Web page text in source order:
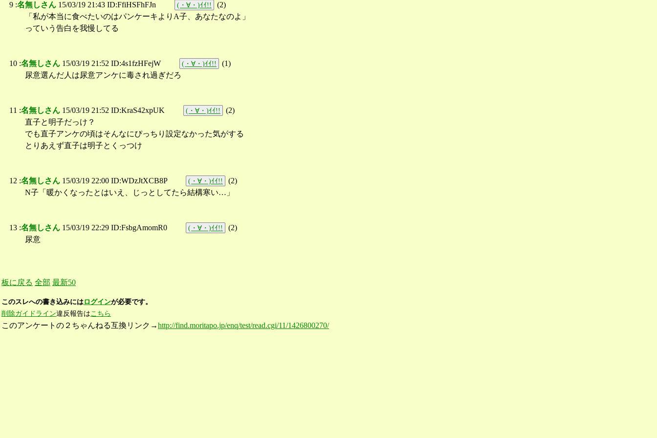
9 :名無しさん 15/03/19 21:43 ID:FfiHSFhFJn (・∀・)ｲｲ!! (2)
「私が本当に食べたいのはパンケーキよりA子、あなたなのよ」
っていう告白を我慢してる
10 :名無しさん 15/03/19 21:52 ID:4s1fzHFejW (・∀・)ｲｲ!! (1)
尿意選んだ人は尿意アンケに毒され過ぎだろ
11 :名無しさん 15/03/19 21:52 ID:KraS42xpUK (・∀・)ｲｲ!! (2)
直子と明子だっけ？
でも直子アンケの頃はそんなにぴっちり設定なかった気がする
とりあえず直子は明子とくっつけ
12 :名無しさん 15/03/19 22:00 ID:WDzJtXCB8P (・∀・)ｲｲ!! (2)
N子「暖かくなったとはいえ、じっとしてたら結構寒い…」
13 :名無しさん 15/03/19 22:29 ID:FsbgAmomR0 (・∀・)ｲｲ!! (2)
尿意
板に戻る 全部 最新50
このスレへの書き込みにはログインが必要です。
削除ガイドライン違反報告はこちら
このアンケートの２ちゃんねる互換リンク→http://find.moritapo.jp/enq/test/read.cgi/11/1426800270/